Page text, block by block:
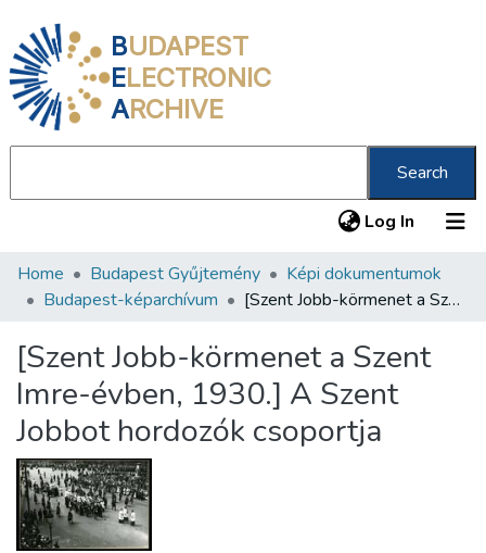
BUDAPEST
ELECTRONIC
ARCHIVE
Search
Log In (current)
Communities & Collections
Statistics
About us
Home Budapest Gyűjtemény
Képi dokumentumok
Budapest-képarchívum
[Szent Jobb-körmenet a Szent Imre-évben, 1930.] A Szent Jobbot hordozók csoportja
[Szent Jobb-körmenet a Szent
Imre-évben, 1930.] A Szent
Jobbot hordozók csoportja